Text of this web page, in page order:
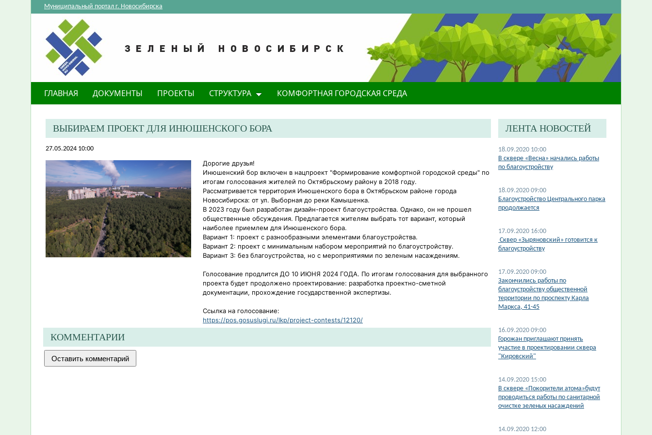
Муниципальный портал г. Новосибирска
ГЛАВНАЯ ДОКУМЕНТЫ ПРОЕКТЫ СТРУКТУРА КОМФОРТНАЯ ГОРОДСКАЯ СРЕДА
ВЫБИРАЕМ ПРОЕКТ ДЛЯ ИНЮШЕНСКОГО БОРА
27.05.2024 10:00
Дорогие друзья!
Инюшенский бор включен в нацпроект "Формирование комфортной городской среды" по
итогам голосования жителей по Октябрьскому району в 2018 году.
Рассматривается территория Инюшенского бора в Октябрьском районе города
Новосибирска: от ул. Выборная до реки Камышенка.
В 2023 году был разработан дизайн-проект благоустройства. Однако, он не прошел
общественные обсуждения. Предлагается жителям выбрать тот вариант, который
наиболее приемлем для Инюшенского бора.
Вариант 1: проект с разнообразными элементами благоустройства.
Вариант 2: проект с минимальным набором мероприятий по благоустройству.
Вариант 3: без благоустройства, но с мероприятиями по зеленым насаждениям.
Голосование продлится ДО 10 ИЮНЯ 2024 ГОДА. По итогам голосования для выбранного
проекта будет продолжено проектирование: разработка проектно-сметной
документации, прохождение государственной экспертизы.
Ссылка на голосование:
https://pos.gosuslugi.ru/lkp/project-contests/12120/​
КОММЕНТАРИИ
ЛЕНТА НОВОСТЕЙ
18.09.2020 10:00
В сквере «Весна» начались работы
по благоустройству
18.09.2020 09:00
​Благоустройство Центрального парка
продолжается
17.09.2020 16:00
​ Сквер «Зыряновский» готовится к
благоустройству
17.09.2020 09:00
Закончились работы по
благоустройству общественной
территории по проспекту Карла
Маркса, 41-45
16.09.2020 09:00
​Горожан приглашают принять
участие в проектировании сквера
"Кировский"
14.09.2020 15:00
В сквере «Покорители атома»будут
проводиться работы по санитарной
очистке зеленых насаждений
14.09.2020 12:00